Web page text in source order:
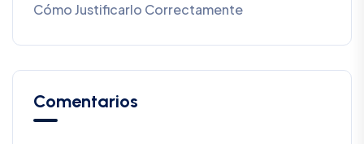
Cómo Justificarlo Correctamente
Comentarios